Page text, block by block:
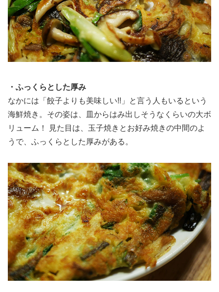
・ふっくらとした厚み
なかには「餃子よりも美味しい!!」と言う人もいるという
海鮮焼き。その姿は、皿からはみ出しそうなくらいの大ボ
リューム！ 見た目は、玉子焼きとお好み焼きの中間のよ
うで、ふっくらとした厚みがある。